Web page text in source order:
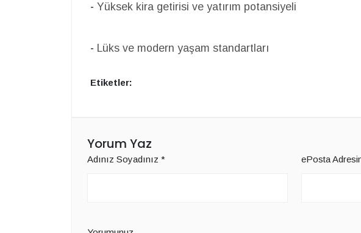
- Yüksek kira getirisi ve yatırım potansiyeli
- Lüks ve modern yaşam standartları
Etiketler:
Yorum Yaz
Adınız Soyadınız * ePosta